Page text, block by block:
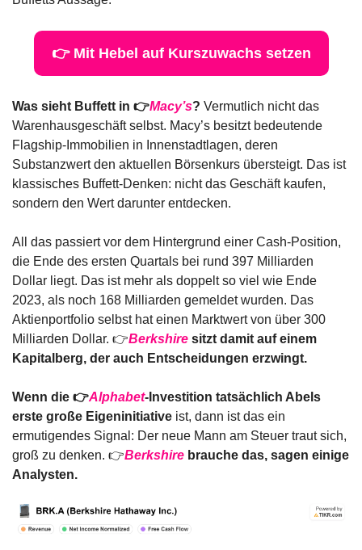
👉 Mit Hebel auf Kurszuwachs setzen
Was sieht Buffett in 👉Macy’s? Vermutlich nicht das
Warenhausgeschäft selbst. Macy’s besitzt bedeutende
Flagship-Immobilien in Innenstadtlagen, deren
Substanzwert den aktuellen Börsenkurs übersteigt. Das ist
klassisches Buffett-Denken: nicht das Geschäft kaufen,
sondern den Wert darunter entdecken.
All das passiert vor dem Hintergrund einer Cash-Position,
die Ende des ersten Quartals bei rund 397 Milliarden
Dollar liegt. Das ist mehr als doppelt so viel wie Ende
2023, als noch 168 Milliarden gemeldet wurden. Das
Aktienportfolio selbst hat einen Marktwert von über 300
Milliarden Dollar. 👉Berkshire sitzt damit auf einem
Kapitalberg, der auch Entscheidungen erzwingt.
Wenn die 👉Alphabet-Investition tatsächlich Abels
erste große Eigeninitiative ist, dann ist das ein
ermutigendes Signal: Der neue Mann am Steuer traut sich,
groß zu denken. 👉Berkshire brauche das, sagen einige
Analysten.